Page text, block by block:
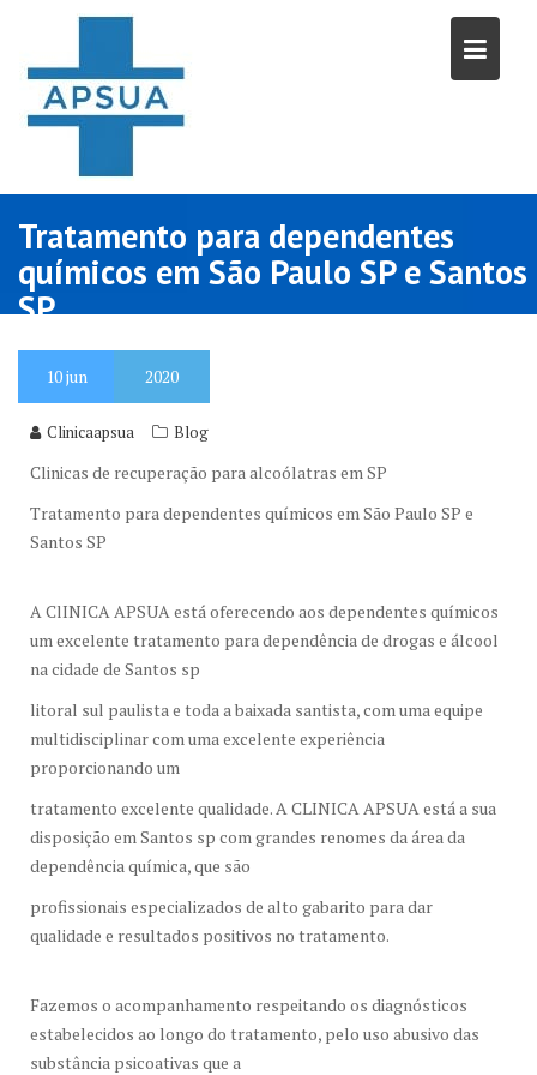
content
Tratamento para dependentes
químicos em São Paulo SP e Santos
SP
10jun 2020
Clinicaapsua Blog
Clinicas de recuperação para alcoólatras em SP
Tratamento para dependentes químicos em São Paulo SP e
Santos SP
A ClINICA APSUA está oferecendo aos dependentes químicos
um excelente tratamento para dependência de drogas e álcool
na cidade de Santos sp
litoral sul paulista e toda a baixada santista, com uma equipe
multidisciplinar com uma excelente experiência
proporcionando um
tratamento excelente qualidade. A CLINICA APSUA está a sua
disposição em Santos sp com grandes renomes da área da
dependência química, que são
profissionais especializados de alto gabarito para dar
qualidade e resultados positivos no tratamento.
Fazemos o acompanhamento respeitando os diagnósticos
estabelecidos ao longo do tratamento, pelo uso abusivo das
substância psicoativas que a